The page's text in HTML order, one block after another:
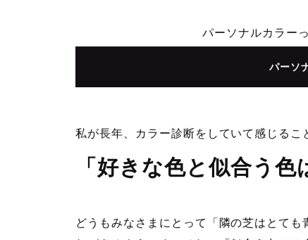
パーソナルカラー
パーソ
私が長年、カラー診断をしていて感じるこ
「好きな色と似合う色
どうもみなさまにとって「隣の芝はとて